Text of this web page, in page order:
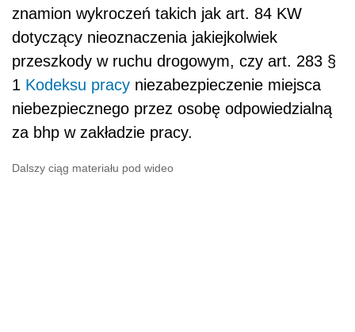
znamion wykroczeń takich jak art. 84 KW
dotyczący nieoznaczenia jakiejkolwiek
przeszkody w ruchu drogowym, czy art. 283 §
1 Kodeksu pracy niezabezpieczenie miejsca
niebezpiecznego przez osobę odpowiedzialną
za bhp w zakładzie pracy.
Dalszy ciąg materiału pod wideo